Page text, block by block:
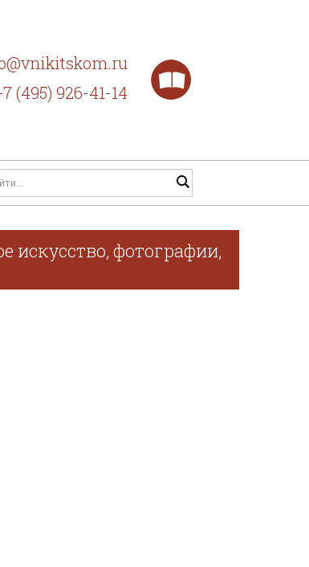
(495) 926-41-14
фотографии,